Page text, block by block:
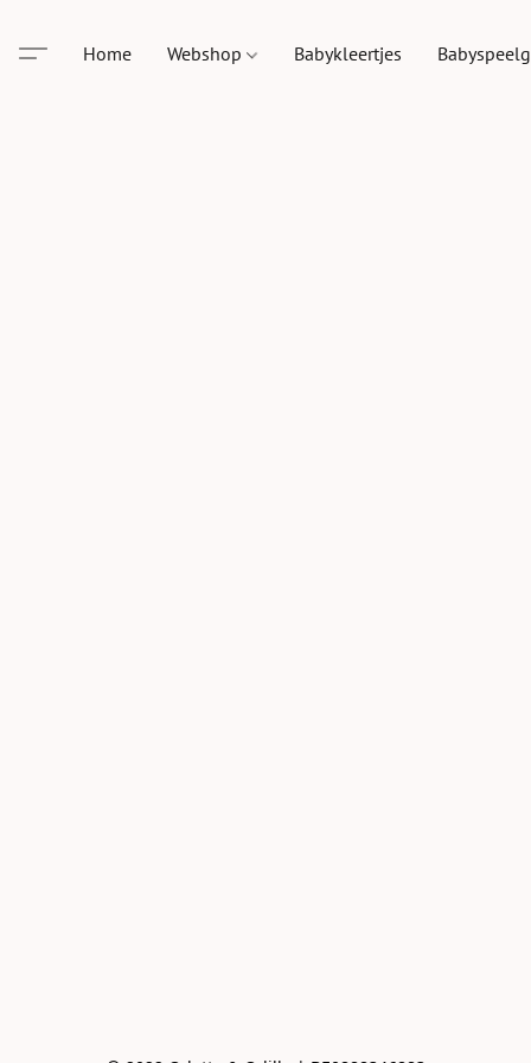
Home Webshop Babykleertjes